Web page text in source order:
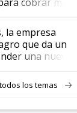
compraron un
la empresa
que da un
una nueva
los temas